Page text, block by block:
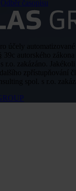
Odběr časopisu
zpřístupňování